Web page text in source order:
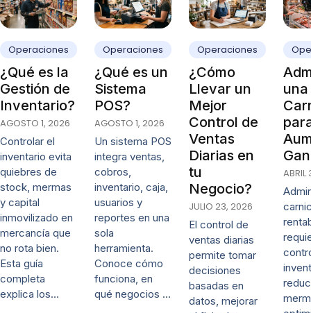
Operaciones
¿Qué es la
Gestión de
Inventario?
AGOSTO 1, 2026
Controlar el
inventario evita
quiebres de
stock, mermas
y capital
inmovilizado en
mercancía que
no rota bien.
Esta guía
completa
explica los…
Operaciones
¿Qué es un
Sistema
POS?
AGOSTO 1, 2026
Un sistema POS
integra ventas,
cobros,
inventario, caja,
usuarios y
reportes en una
sola
herramienta.
Conoce cómo
funciona, en
qué negocios …
Operaciones
¿Cómo
Llevar un
Mejor
Control de
Ventas
Diarias en
tu
Negocio?
JULIO 23, 2026
El control de
ventas diarias
permite tomar
decisiones
basadas en
datos, mejorar
una